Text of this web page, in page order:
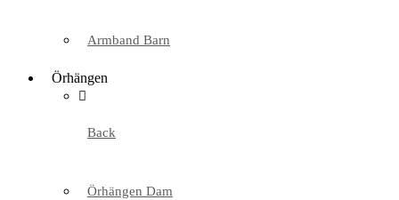
Armband Barn
Örhängen
Back
Örhängen Dam